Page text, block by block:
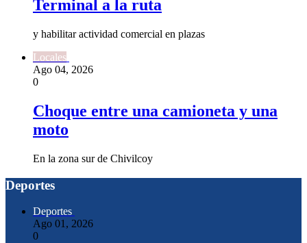
Terminal a la ruta
y habilitar actividad comercial en plazas
Locales
Ago 04, 2026
0
Choque entre una camioneta y una
moto
En la zona sur de Chivilcoy
Deportes
Deportes
Ago 01, 2026
0